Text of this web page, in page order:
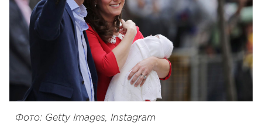
Фото: Getty Images, Instagram